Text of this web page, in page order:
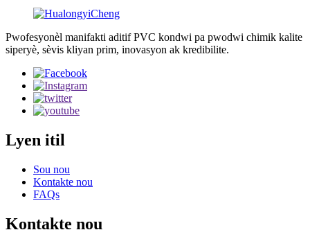
Pwofesyonèl manifakti aditif PVC kondwi pa pwodwi chimik kalite
siperyè, sèvis kliyan prim, inovasyon ak kredibilite.
Lyen itil
Sou nou
Kontakte nou
FAQs
Kontakte nou